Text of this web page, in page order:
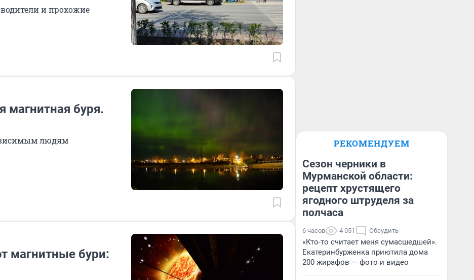
и прохожие
магнитная буря.
людям
магнитные бури:
РЕКОМЕНДУЕМ
Сезон черники в
Мурманской области:
рецепт хрустящего
ягодного штруделя за
полчаса
6 часов 4 051 Обсудить
«Кто-то считает меня сумасшедшей».
Екатеринбурженка приютила дома
200 жирафов — фото и видео